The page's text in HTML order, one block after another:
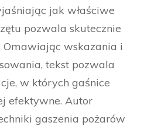
jak właściwe
pozwala skutecznie
Omawiając wskazania i
tekst pozwala
w których gaśnice
efektywne. Autor
gaszenia pożarów